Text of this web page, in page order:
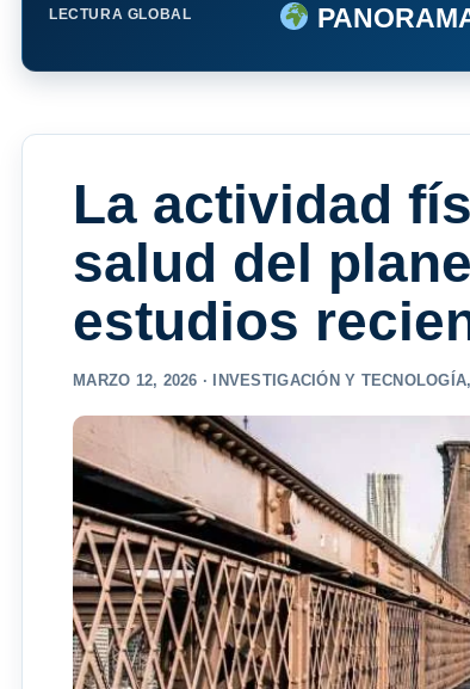
LECTURA GLOBAL
La actividad
salud del
estudios
MARZO 12, 2026 · INVESTIGACIÓN Y TECNOLOGÍA,